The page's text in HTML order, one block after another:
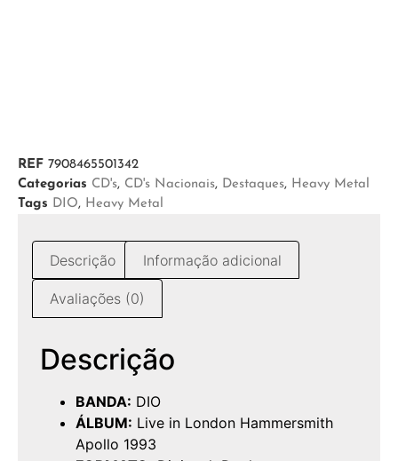
REF 7908465501342
Categorias CD's, CD's Nacionais, Destaques, Heavy Metal
Tags DIO, Heavy Metal
Descrição Informação adicional
Avaliações (0)
Descrição
BANDA: DIO
ÁLBUM: Live in London Hammersmith
Apollo 1993